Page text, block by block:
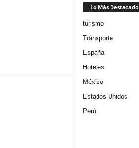
Lo Más Destacado
turismo
Transporte
España
Hoteles
México
Estados Unidos
Perú